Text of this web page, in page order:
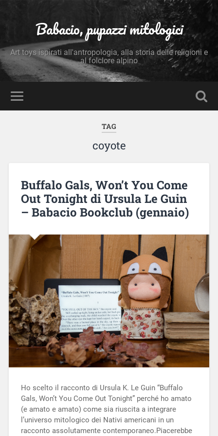
Babacio, pupazzi mitologici
Art toys ispirati all'antropologia, alla storia delle religioni e
al folclore alpino
TAG
coyote
Buffalo Gals, Won’t You Come
Out Tonight di Ursula Le Guin
– Babacio Bookclub (gennaio)
Ho scelto il racconto di Ursula K. Le Guin “Buffalo
Gals, Won’t You Come Out Tonight” perché ho amato
(e amato e amato) come sia riuscita a integrare
l’universo mitologico dei Nativi americani in un
racconto assolutamente contemporaneo.Piacerebbe